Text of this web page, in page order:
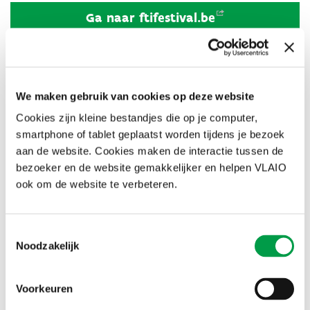
We maken gebruik van cookies op deze website
Cookies zijn kleine bestandjes die op je computer,
smartphone of tablet geplaatst worden tijdens je bezoek
aan de website. Cookies maken de interactie tussen de
bezoeker en de website gemakkelijker en helpen VLAIO
ook om de website te verbeteren.
Noodzakelijk
Voorkeuren
Ga naar ftifestival.be
Ontdek het programma van het FTI-festival 2026
Het FTI-festival komt dit najaar terug. 8 steden, 30 dagen,
Na een succesvolle eerste editie reiken we in 2026 opnieuw de